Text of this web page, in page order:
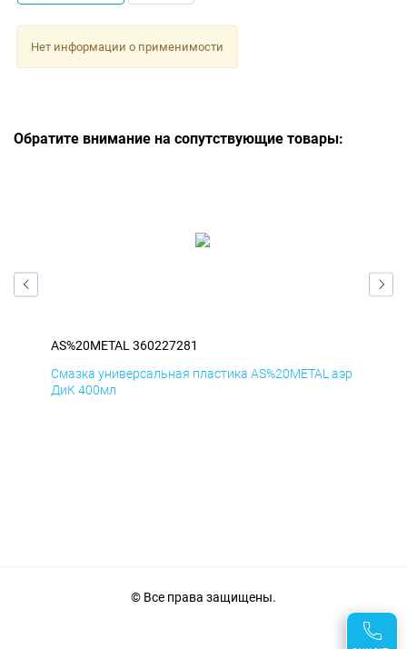
Нет информации о применимости
Обратите внимание на сопутствующие товары:
AS%20METAL 360227281
Смазка универсальная пластика AS%20METAL аэр
ДиК 400мл
© Все права защищены.